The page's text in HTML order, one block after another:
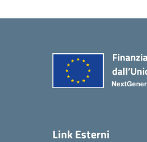
Link Esterni